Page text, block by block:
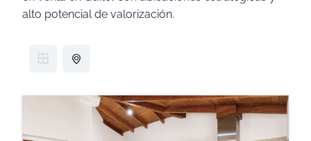
alto potencial de valorización.